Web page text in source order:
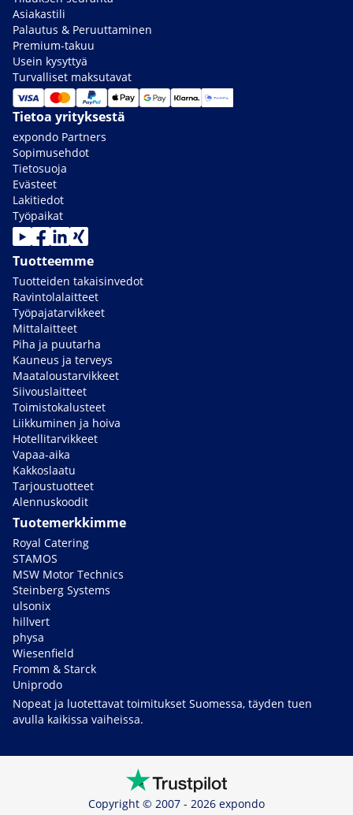
Asiakastili
Palautus & Peruuttaminen
Premium-takuu
Usein kysyttyä
Turvalliset maksutavat
Tietoa yrityksestä
expondo Partners
Sopimusehdot
Tietosuoja
Evästeet
Lakitiedot
Työpaikat
Tuotteemme
Tuotteiden takaisinvedot
Ravintolalaitteet
Työpajatarvikkeet
Mittalaitteet
Piha ja puutarha
Kauneus ja terveys
Maataloustarvikkeet
Siivouslaitteet
Toimistokalusteet
Liikkuminen ja hoiva
Hotellitarvikkeet
Vapaa-aika
Kakkoslaatu
Tarjoustuotteet
Alennuskoodit
Tuotemerkkimme
Royal Catering
STAMOS
MSW Motor Technics
Steinberg Systems
ulsonix
hillvert
physa
Wiesenfield
Fromm & Starck
Uniprodo
Nopeat ja luotettavat toimitukset Suomessa, täyden tuen
avulla kaikissa vaiheissa.
Copyright © 2007 - 2026 expondo